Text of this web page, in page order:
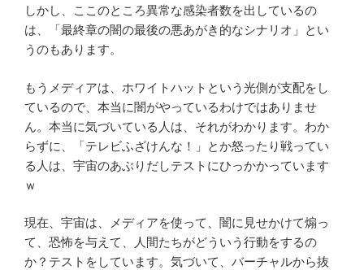
しかし、ここのところ異常な感染者数を出しているの
は、「最終章の闇の最後の悪あがき的なシナリオ」とい
うのもあります。
もうメディアは、ホワイトハットという光側が支配をし
ているので、本当に闇がやっているわけではありませ
ん。本当に気づいている人は、それがわかります。わか
らずに、「テレビふざけんな！」とか怒ったり戦ってい
る人は、宇宙のあぶりだしテストにひっかかっています
ｗ
現在、宇宙は、メディアを使って、闇に見せかけて煽っ
て、恐怖を与えて、人間たちがどういう行動をするの
か？テストをしています。気づいて、バーチャルから抜